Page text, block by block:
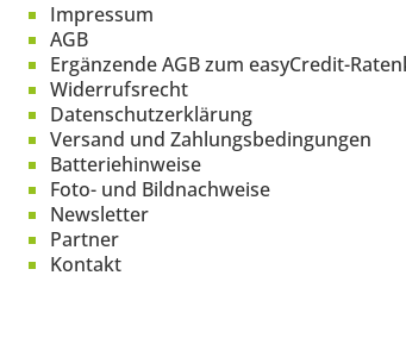
Impressum
AGB
Ergänzende AGB zum easyCredit-
Widerrufsrecht
Datenschutzerklärung
Versand und Zahlungsbedingungen
Batteriehinweise
Foto- und Bildnachweise
Newsletter
Partner
Kontakt